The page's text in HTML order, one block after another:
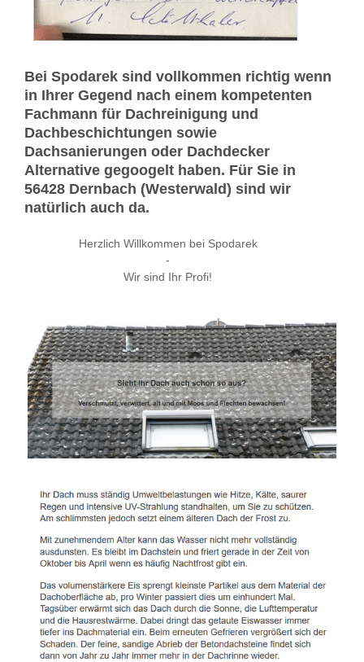
Bei Spodarek sind vollkommen richtig wenn
in Ihrer Gegend nach einem kompetenten
Fachmann für Dachreinigung und
Dachbeschichtungen sowie
Dachsanierungen oder Dachdecker
Alternative gegoogelt haben. Für Sie in
56428 Dernbach (Westerwald) sind wir
natürlich auch da.
Herzlich Willkommen bei Spodarek
-
Wir sind Ihr Profi!